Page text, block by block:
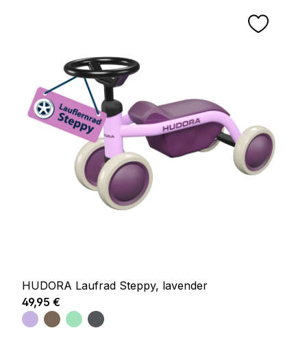
HUDORA Laufrad Steppy, lavender
Regulärer Preis:
49,95 €